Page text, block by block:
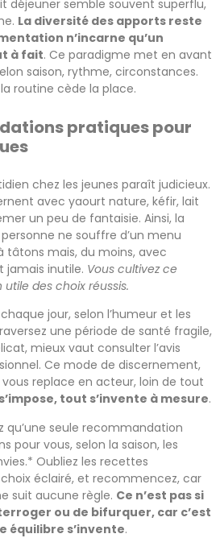
déjeuner semble souvent superflu,
La diversité des apports reste
n’incarne qu’un
à fait. Ce paradigme met en avant
saison, rythme, circonstances.
routine cède la place.
pratiques pour
chez les jeunes paraît judicieux.
avec yaourt nature, kéfir, lait
un peu de fantaisie. Ainsi, la
ne souffre d’un menu
tâtons mais, du moins, avec
jamais inutile. Vous cultivez ce
des choix réussis.
jour, selon l’humeur et les
une période de santé fragile,
mieux vaut consulter l’avis
Ce mode de discernement,
replace en acteur, loin de tout
tout s’invente à mesure.
qu’une seule recommandation
pour vous, selon la saison, les
Oubliez les recettes
éclairé, et recommencez, car
suit aucune règle. Ce n’est pas si
ou de bifurquer, car c’est
équilibre s’invente.